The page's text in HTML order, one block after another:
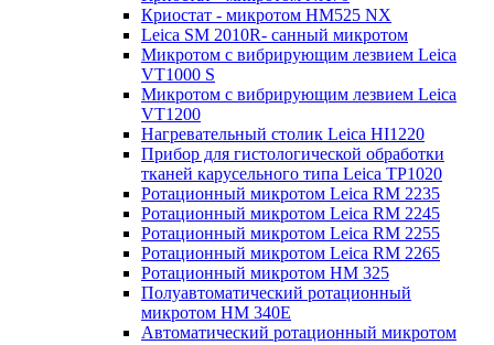
Криостат - микротом HM525 NX
Leica SM 2010R- санный микротом
Микротом с вибрирующим лезвием Leica
VT1000 S
Микротом с вибрирующим лезвием Leica
VT1200
Нагревательный столик Leica HI1220
Прибор для гистологической обработки
тканей карусельного типа Leica TP1020
Ротационный микротом Leica RM 2235
Ротационный микротом Leica RM 2245
Ротационный микротом Leica RM 2255
Ротационный микротом Leica RM 2265
Ротационный микротом HM 325
Полуавтоматический ротационный
микротом HM 340E
Автоматический ротационный микротом